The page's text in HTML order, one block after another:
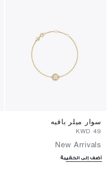
سوار ميلر بافيه
New Arrivals
أضف إلى الحقيبة